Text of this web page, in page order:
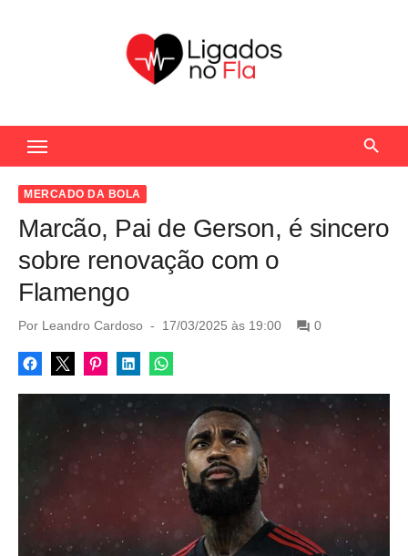
c
MERCADO DA BOLA
Marcão, Pai de Gerson, é sincero
sobre renovação com o
Flamengo
Por Leandro Cardoso
P
s
t
17/03/2025 às 19:00 0